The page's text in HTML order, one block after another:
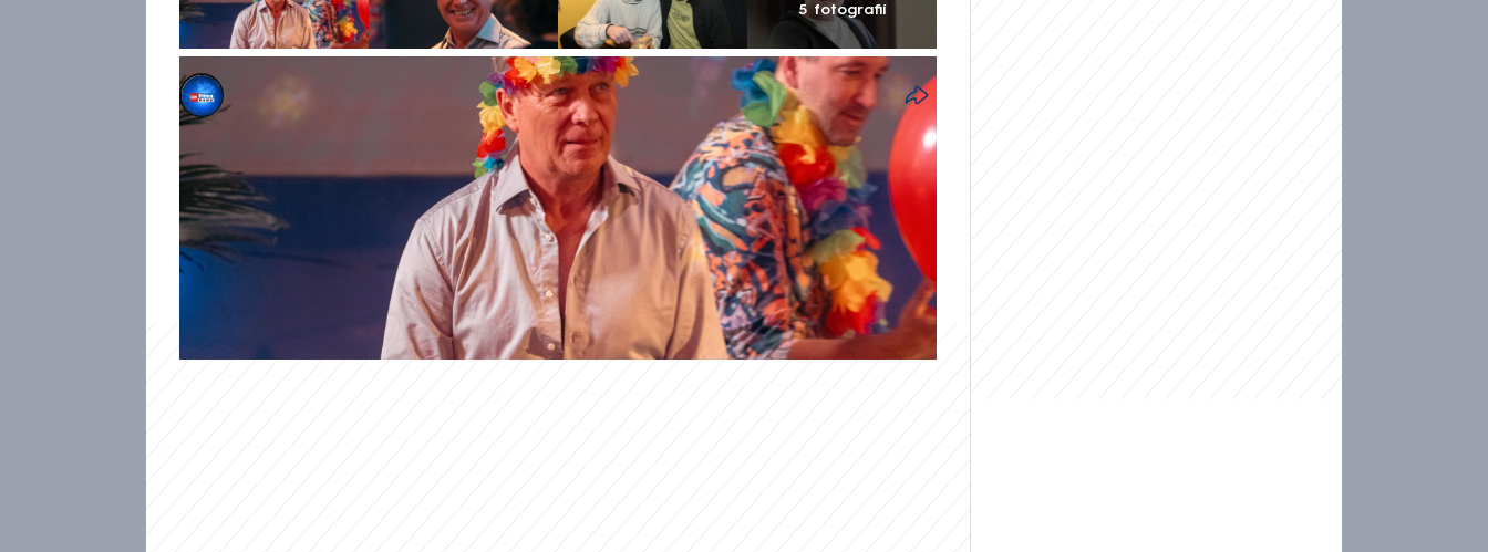
5 fotografií
Daniela Révai
1. srp 2024, 12:30
Herec Vladimír Dlouhý zemřel před 14 lety, přesto není den, kdy by si
na něj jeho bratr a kolega Michal nevzpomněl. „Lidé mi ho neustále
připomínají. A je to super, protože zůstává stále s námi,“ svěřil se v
pořadu Showtime na CNN Prima NEWS. Vladimír pro něj i nadále
představuje velký zdroj inspirace.